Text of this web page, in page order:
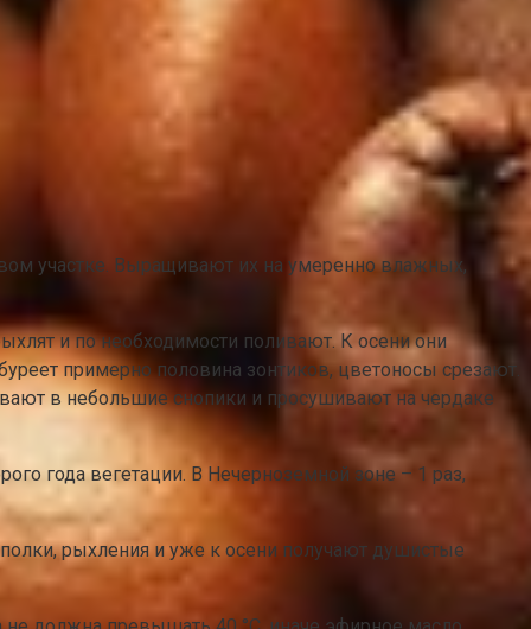
участке. Выращивают их на умеренно влажных,
и по необходимости поливают. К осени они
примерно половина зонтиков, цветоносы срезают.
в небольшие снопики и просушивают на чердаке
года вегетации. В Нечерноземной зоне – 1 раз,
рыхления и уже к осени получают душистые